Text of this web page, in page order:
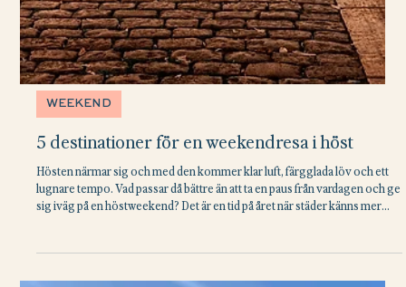
Vi är redan i september 2025, och under året har flera spännande och
unika hotell öppnat sina dörrar. Vi har listat några av våra favoriter som är
väl värda ett besök! Maison Barrière Vendôme Här hittar du ett nytt
tillskott till Paris hotellscen – Maison Barrière Vendôme, som slog upp
dörrarna i januari 2025. Hotellet ligger mitt i stadens första
arrondissement, mellan Place Vendôme och Tuilerierna, på en lugn gata
där det är nära till både modehus, museer och Seine. Det är